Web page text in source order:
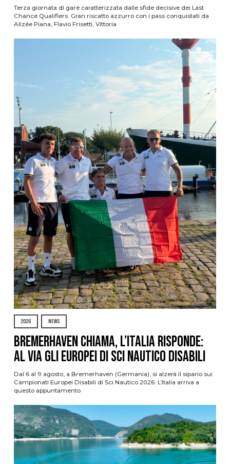
Terza giornata di gare caratterizzata dalle sfide decisive dei Last
Chance Qualifiers. Gran riscatto azzurro con i pass conquistati da
Alizée Piana, Flavio Frisetti, Vittoria
2026 NEWS
Bremerhaven chiama, l’Italia risponde:
al via gli Europei di Sci Nautico Disabili
Dal 6 al 9 agosto, a Bremerhaven (Germania), si alzerà il sipario sui
Campionati Europei Disabili di Sci Nautico 2026. L’Italia arriva a
questo appuntamento